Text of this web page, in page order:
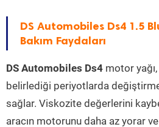
DS Automobiles Ds4 1.5
Bakım Faydaları
DS Automobiles Ds4 motor
belirlediği periyotlarda
sağlar. Viskozite değerlerini
aracın motorunu daha az yorar